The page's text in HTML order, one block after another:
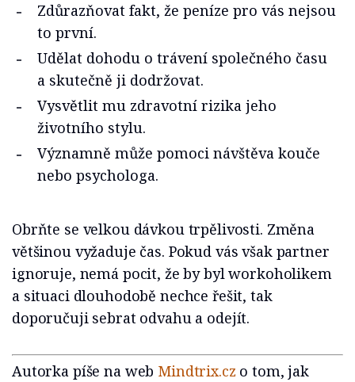
Zdůrazňovat fakt, že peníze pro vás nejsou
to první.
Udělat dohodu o trávení společného času
a skutečně ji dodržovat.
Vysvětlit mu zdravotní rizika jeho
životního stylu.
Významně může pomoci návštěva kouče
nebo psychologa.
Obrňte se velkou dávkou trpělivosti. Změna
většinou vyžaduje čas. Pokud vás však partner
ignoruje, nemá pocit, že by byl workoholikem
a situaci dlouhodobě nechce řešit, tak
doporučuji sebrat odvahu a odejít.
Autorka píše na web Mindtrix.cz o tom, jak